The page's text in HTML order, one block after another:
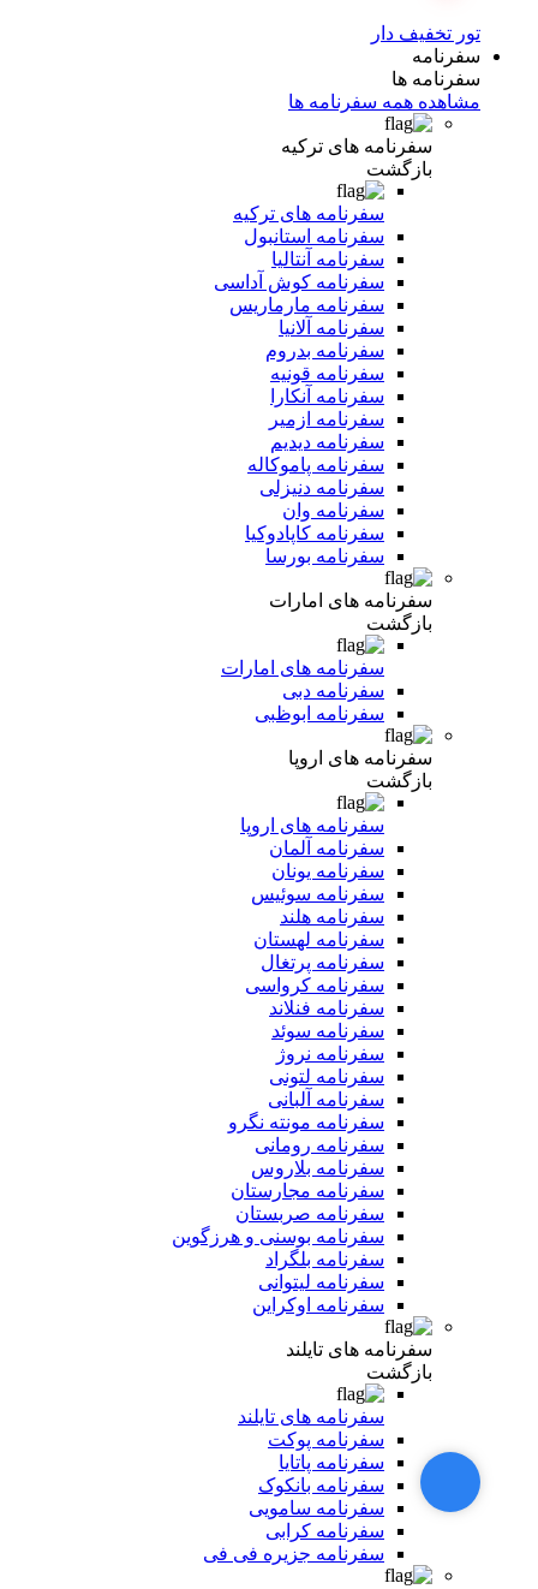
تور تخفیف دار
سفرنامه
سفرنامه ها
مشاهده همه سفرنامه ها
سفرنامه های ترکیه
بازگشت
سفرنامه های ترکیه
سفرنامه استانبول
سفرنامه آنتالیا
سفرنامه کوش آداسی
سفرنامه مارماریس
سفرنامه آلانیا
سفرنامه بدروم
سفرنامه قونیه
سفرنامه آنکارا
سفرنامه ازمیر
سفرنامه دیدیم
سفرنامه پاموکاله
سفرنامه دنیزلی
سفرنامه وان
سفرنامه کاپادوکیا
سفرنامه بورسا
سفرنامه های امارات
بازگشت
سفرنامه های امارات
سفرنامه دبی
سفرنامه ابوظبی
سفرنامه های اروپا
بازگشت
سفرنامه های اروپا
سفرنامه آلمان
سفرنامه یونان
سفرنامه سوئیس
سفرنامه هلند
سفرنامه لهستان
سفرنامه پرتغال
سفرنامه کرواسی
سفرنامه فنلاند
سفرنامه سوئد
سفرنامه نروژ
سفرنامه لتونی
سفرنامه آلبانی
سفرنامه مونته نگرو
سفرنامه رومانی
سفرنامه بلاروس
سفرنامه مجارستان
سفرنامه صربستان
سفرنامه بوسنی و هرزگوین
سفرنامه بلگراد
سفرنامه لیتوانی
سفرنامه اوکراین
سفرنامه های تایلند
بازگشت
سفرنامه های تایلند
سفرنامه پوکت
سفرنامه پاتایا
سفرنامه بانکوک
سفرنامه سامویی
سفرنامه کرابی
سفرنامه جزیره فی فی